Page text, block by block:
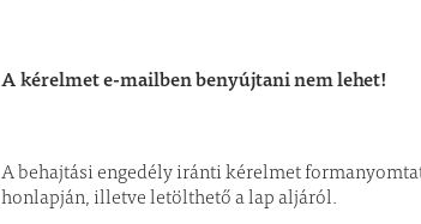
A kérelmet e-mailben benyújtani nem lehet!
A behajtási engedély iránti kérelmet
honlapján, illetve letölthető a lap aljáról.